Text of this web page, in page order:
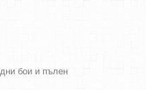
бои и пълен